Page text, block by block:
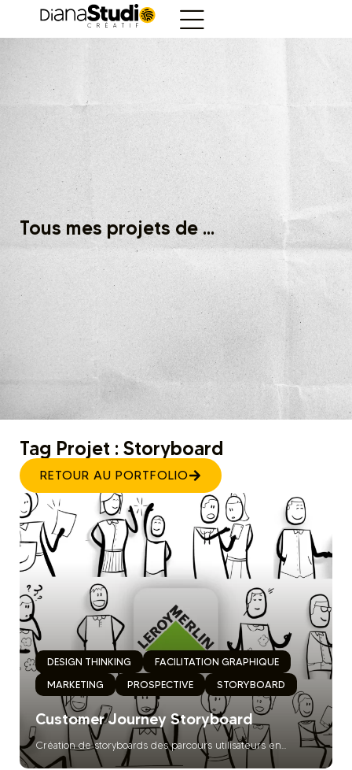
Tous mes projets de ...
Tag Projet : Storyboard
RETOUR AU PORTFOLIO
DESIGN THINKING
FACILITATION GRAPHIQUE
MARKETING
PROSPECTIVE STORYBOARD
Customer Journey Storyboard
Création de storyboards des parcours utilisateurs en...